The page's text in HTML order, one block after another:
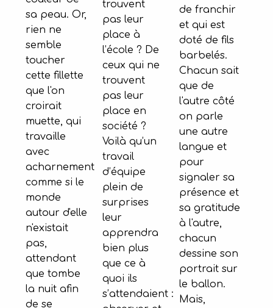
sa peau. Or,
rien ne
semble
toucher
cette fillette
que l'on
croirait
muette, qui
travaille
avec
acharnement
comme si le
monde
autour d'elle
n'existait
pas,
attendant
que tombe
la nuit afin
de se
trouvent
pas leur
place à
l’école ? De
ceux qui ne
trouvent
pas leur
place en
société ?
Voilà qu’un
travail
d’équipe
plein de
surprises
leur
apprendra
bien plus
que ce à
quoi ils
s’attendaient :
de franchir
et qui est
doté de fils
barbelés.
Chacun sait
que de
l'autre côté
on parle
une autre
langue et
pour
signaler sa
présence et
sa gratitude
à l'autre,
chacun
dessine son
portrait sur
le ballon.
Mais,